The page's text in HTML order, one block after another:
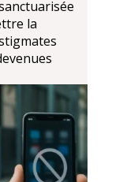
la